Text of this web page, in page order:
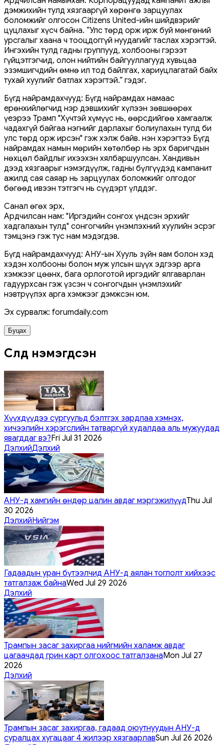
дэмжихийн тулд хязгааргүй хөрөнгө зарцуулах
боломжийг олгосон Citizens United-ийн шийдвэрийг
цуцлахыг хүсч байна. “Улс төрд орж ирж буй мөнгөний
урсгалыг хаана ч тооцдоггүй нуудагийг таслах хэрэгтэй.
Ингэхийн тулд гадны группууд, холбооны гэрээт
гүйцэтгэгчид, олон нийтийн байгууллагууд хувьцаа
эзэмшигчдийн өмнө ил тод байлгах, хариуцлагатай байх
тухай хуулийг батлах хэрэгтэй.” гэдэг.
Бүгд найрамдахчууд: Бүгд найрамдах намаас
ерөнхийлөгчид нэр дэвшихийг хүлээн зөвшөөрөх
үеэрээ Трамп "Хүчтэй хүмүүс нь, өөрсдийгөө хамгаалж
чадахгүй байгаа нэгнийг дарлахыг болиулахын тулд би
улс төрд орж ирсэн" гэж хэлж байв. Үнэн хэрэгтээ Бүгд
найрамдах намын мөрийн хөтөлбөр нь эрх баригчдын
нөхцөл байдлыг ихээхэн хялбаршуулсан. Хандивын
дээд хязгаарыг нэмэгдүүлж, гадны бүлгүүдэд кампанит
ажилд сая саяар нь зарцуулах боломжийг олгодог
бөгөөд ивээн тэтгэгч нь сүүдэрт үлддэг.
Санал өгөх эрх,
Ардчилсан нам: "Иргэдийн сонгох үндсэн эрхийг
хадгалахын тулд" сонгогчийн үнэмлэхний хуулийн эсрэг
тэмцэнэ гэж тус нам мэдэгдэв.
Бүгд найрамдахчууд: АНУ-ын Хууль зүйн яам болон хэд
хэдэн холбооны болон муж улсын шүүх эдгээр арга
хэмжээг цөөнх, бага орлоготой иргэдийг ялгаварлан
гадуурхсан гэж үзсэн ч сонгогчдын үнэмлэхийг
нэвтрүүлэх арга хэмжээг дэмжсэн юм.
Эх сурвалж: forumdaily.com
Буцах
Сүүлд нэмэгдсэн
Хүүхдүүдээ сургуульд бэлтгэх зардлаа хэмнэх,
хичээлийн хэрэгслийн татваргүй худалдаа аль мужуудад
явагддаг вэ?Fri Jul 31 2026
ДэлхийДэлхий
АНУ-д хамгийн өндөр цалин авдаг мэргэжилүүдThu Jul
30 2026
ДэлхийНийгэм
Гадаадын уран бүтээлчид АНУ-д аялан тоглолт хийхээс
татгалзаж байнаWed Jul 29 2026
Дэлхий
Трампын засаг захиргаа нийгмийн халамж авдаг
цагаачдад грин карт олгохоос татгалзанаMon Jul 27
2026
Дэлхий
Трампын засаг захиргаа, гадаад оюутнуудын АНУ-д
суралцах хугацааг 4 жилээр хязгаарлавSun Jul 26 2026